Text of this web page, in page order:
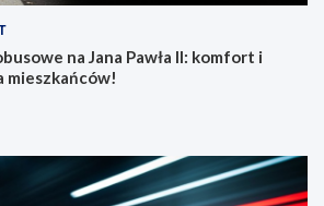
na Jana Pawła II: komfort i
mieszkańców!